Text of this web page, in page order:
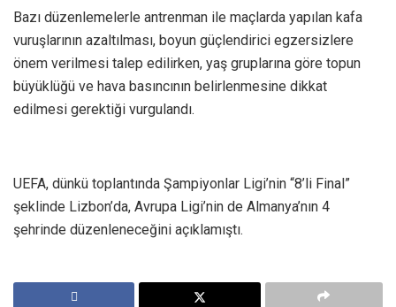
Bazı düzenlemelerle antrenman ile maçlarda yapılan kafa
vuruşlarının azaltılması, boyun güçlendirici egzersizlere
önem verilmesi talep edilirken, yaş gruplarına göre topun
büyüklüğü ve hava basıncının belirlenmesine dikkat
edilmesi gerektiği vurgulandı.
UEFA, dünkü toplantında Şampiyonlar Ligi’nin “8’li Final”
şeklinde Lizbon’da, Avrupa Ligi’nin de Almanya’nın 4
şehrinde düzenleneceğini açıklamıştı.